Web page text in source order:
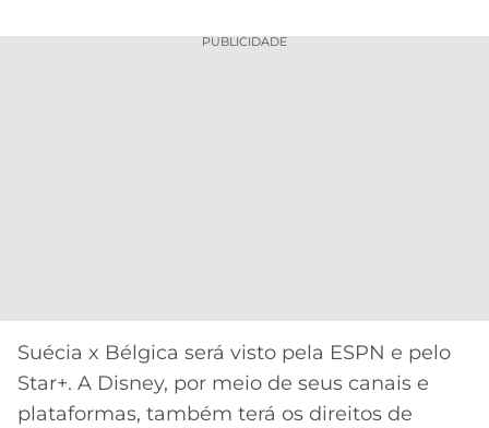
MELHORES
CASSINOS
ONLINE
SANTOS
INTERNACIONAL
GRÊMIO
CAMPEÕES
LALIGA
PUBLICIDADE
Suécia x Bélgica será visto pela ESPN e pelo
Star+. A Disney, por meio de seus canais e
plataformas, também terá os direitos de